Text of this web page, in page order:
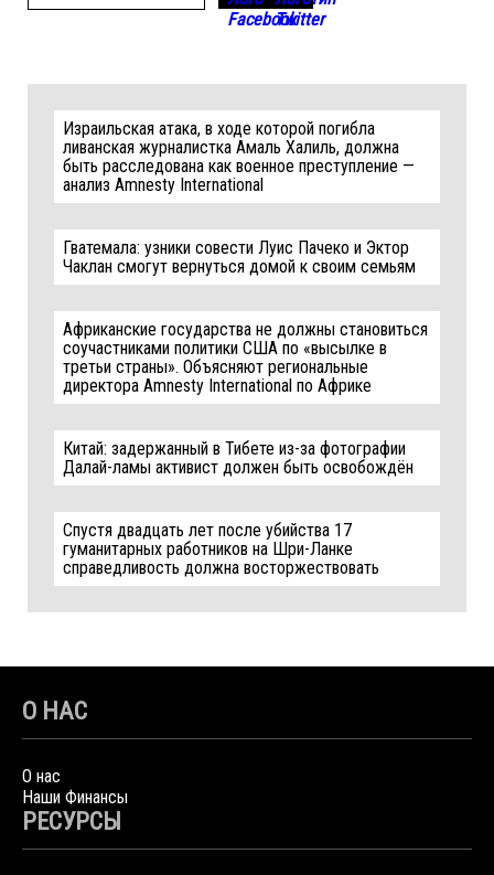
Израильская атака, в ходе которой погибла
ливанская журналистка Амаль Халиль, должна
быть расследована как военное преступление —
анализ Amnesty International
Гватемала: узники совести Луис Пачеко и Эктор
Чаклан смогут вернуться домой к своим семьям
Африканские государства не должны становиться
соучастниками политики США по «высылке в
третьи страны». Объясняют региональные
директора Amnesty International по Африке
Китай: задержанный в Тибете из-за фотографии
Далай-ламы активист должен быть освобождён
Спустя двадцать лет после убийства 17
гуманитарных работников на Шри-Ланке
справедливость должна восторжествовать
О НАС
О нас
Наши Финансы
РЕСУРСЫ